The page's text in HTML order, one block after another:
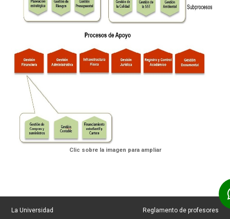
Clic sobre la imagen para ampliar
La Universidad Reglamento de profesores